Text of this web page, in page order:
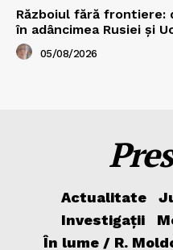
Războiul fără
în adâncimea Rusiei și
05/08/2026
Actualitate
Investigații
În lume / R.